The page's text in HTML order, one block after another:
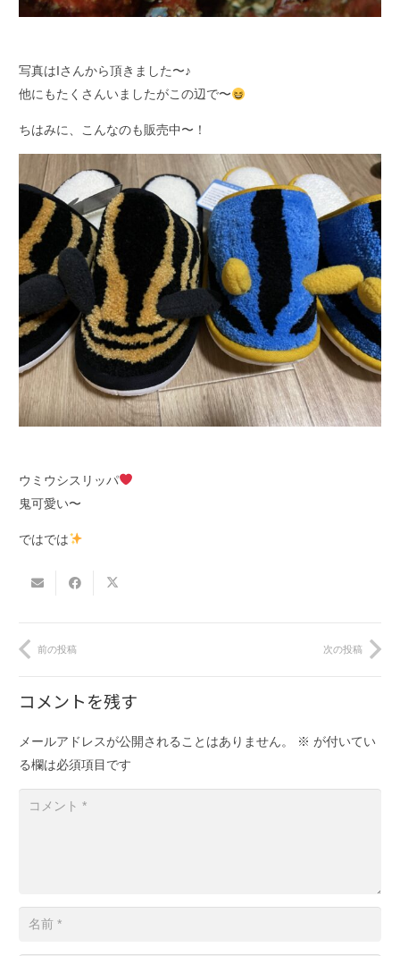
写真はIさんから頂きました〜♪
他にもたくさんいましたがこの辺で〜
ちはみに、こんなのも販売中〜！
ウミウシスリッパ
鬼可愛い〜
ではでは
前の投稿 次の投稿
コメントを残す
メールアドレスが公開されることはありません。 ※ が付いてい
る欄は必須項目です